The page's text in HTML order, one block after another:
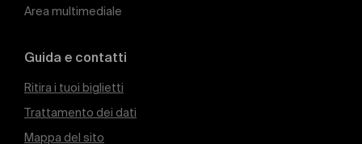
Area multimediale
Guida e contatti
Ritira i tuoi biglietti
Trattamento dei dati
Mappa del sito